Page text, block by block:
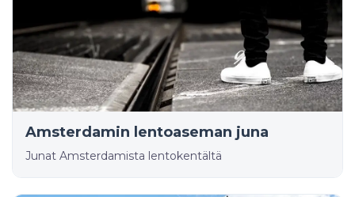
Amsterdamin lentoaseman juna
Junat Amsterdamista lentokentältä